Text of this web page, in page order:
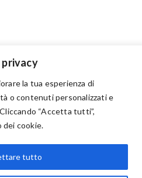
privacy
la tua esperienza di
o contenuti personalizzati e
“Accetta tutti”,
dei cookie.
tutto
RIVENDITORI